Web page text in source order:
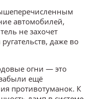
автомобилей,
не захочет
даже во
огни — это
ещё
противотуманок. К